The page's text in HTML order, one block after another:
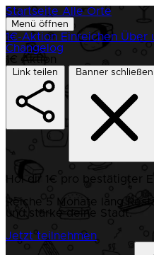
Startseite Alle Orte
Menü öffnen
1€-Aktion Einreichen Über
Changelog
1€ Aktion
Link teilen Banner schließen
Hol dir 1€ pro bestätigter
Reiche 5 Monate lang
und stärke deine Stadt.
Jetzt teilnehmen